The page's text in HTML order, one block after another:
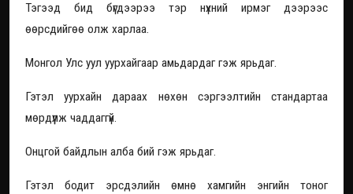
Тэгээд бид бүгдээрээ тэр нүхний ирмэг дээрээс
өөрсдийгөө олж харлаа.
Монгол Улс уул уурхайгаар амьдардаг гэж ярьдаг.
Гэтэл уурхайн дараах нөхөн сэргээлтийн стандартаа
мөрдүүлж чаддаггүй.
Онцгой байдлын алба бий гэж ярьдаг.
Гэтэл бодит эрсдэлийн өмнө хамгийн энгийн тоног